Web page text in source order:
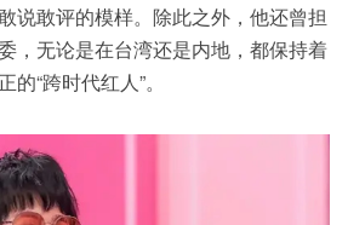
说敢评的模样。除此之外，他还曾担
，无论是在台湾还是内地，都保持着
“跨时代红人”。